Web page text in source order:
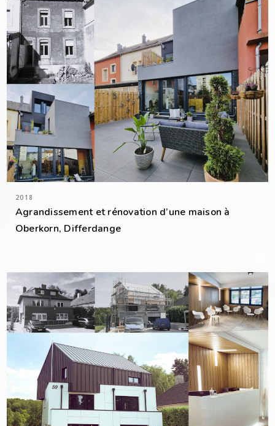
2018
Agrandissement et rénovation d’une maison à
Oberkorn, Differdange